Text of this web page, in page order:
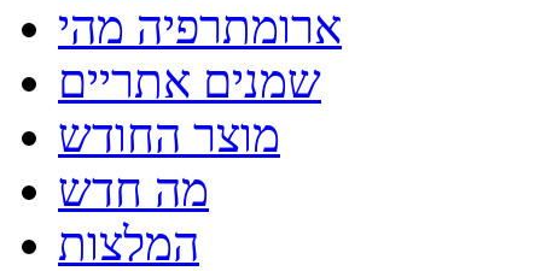
ארומתרפיה מהי
שמנים אתריים
מוצר החודש
מה חדש
המלצות